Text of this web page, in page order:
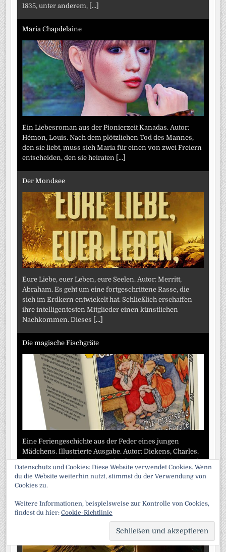
1835, unter anderem, [...]
Maria Chapdelaine
Ein Liebesroman aus der Pionierzeit Kanadas. Autor:
Hémon, Louis. Nach dem plötzlichen Tod des Mannes,
den sie liebt, muss sich Maria für einen von zwei Freiern
entscheiden, den sie heiraten [...]
Der Mondsee
Eure Liebe, euer Leben, eure Seelen. Autor: Merritt,
Abraham. Es geht um eine fortgeschrittene Rasse, die
sich im Erdkern entwickelt hat. Schließlich erschaffen
ihre intelligentesten Mitglieder einen künstlichen
Nachkommen. Dieses [...]
Die magische Fischgräte
Eine Feriengeschichte aus der Feder eines jungen
Mädchens. Illustrierte Ausgabe. Autor: Dickens, Charles.
Es war einmal ein König, und er hatte eine Königin; und
er war der männlichste seines Geschlechts[...]
Datenschutz und Cookies: Diese Website verwendet Cookies. Wenn
du die Website weiterhin nutzt, stimmst du der Verwendung von
Cookies zu.
Weitere Informationen, beispielsweise zur Kontrolle von Cookies,
findest du hier: Cookie-Richtlinie
TO
TOP